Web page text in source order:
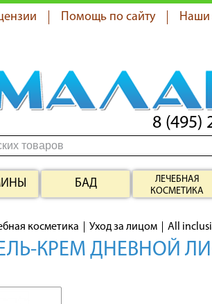
Помощь по сайту Наши
8 (495)
БАД
ЛЕЧЕБНАЯ
КОСМЕТИКА
косметика Уход за лицом All
ГЕЛЬ-КРЕМ ДНЕВНОЙ